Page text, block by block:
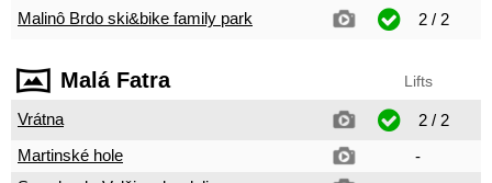
Malinô Brdo ski&bike family park 2 / 2
Malá Fatra Lifts
Vrátna
2 / 2
Martinské hole
-